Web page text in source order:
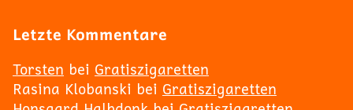
Letzte Kommentare
Torsten bei Gratiszigaretten
Rasina Klobanski bei Gratiszigaretten